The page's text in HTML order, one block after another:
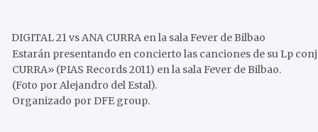
DIGITAL 21 vs ANA CURRA en la sala Fever de Bilbao
Estarán presentando en concierto las canciones de su Lp
CURRA» (PIAS Records 2011) en la sala Fever de Bilbao.
(Foto por Alejandro del Estal).
Organizado por DFE group.